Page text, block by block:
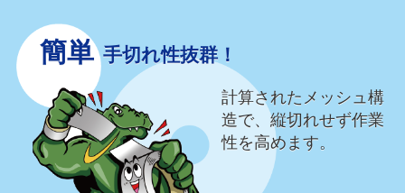
簡単 手切れ性抜群！
計算されたメッシュ構
造で、縦切れせず作業
性を高めます。